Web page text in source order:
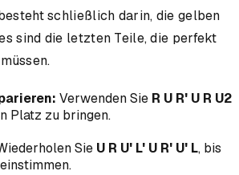
schließlich darin, die gelben
sind die letzten Teile, die perfekt
Verwenden Sie R U R' U R U2
Platz zu bringen.
Sie U R U' L' U R' U' L, bis